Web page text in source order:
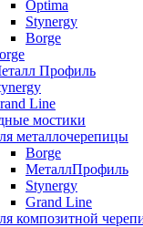
Optima
Stynergy
Borge
Профиль
Line
мостики
металлочерепицы
Borge
МеталлПрофиль
Stynergy
Grand Line
композитной